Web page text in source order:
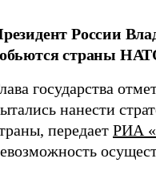
России
страны
государства
нанести
передает РИА